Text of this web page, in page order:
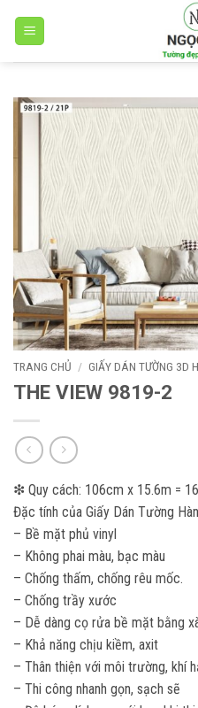
TRANG CHỦ / GIẤY DÁN TƯỜNG 3D
THE VIEW 9819-2
❇ Quy cách: 106cm x 15.6m =
Đặc tính của Giấy Dán Tường
– Bề mặt phủ vinyl
– Không phai màu, bạc màu
– Chống thấm, chống rêu mốc.
– Chống trầy xước
– Dễ dàng cọ rửa bề mặt bằng
– Khả năng chịu kiềm, axit
– Thân thiện với môi trường, khí
– Thi công nhanh gọn, sạch sẽ